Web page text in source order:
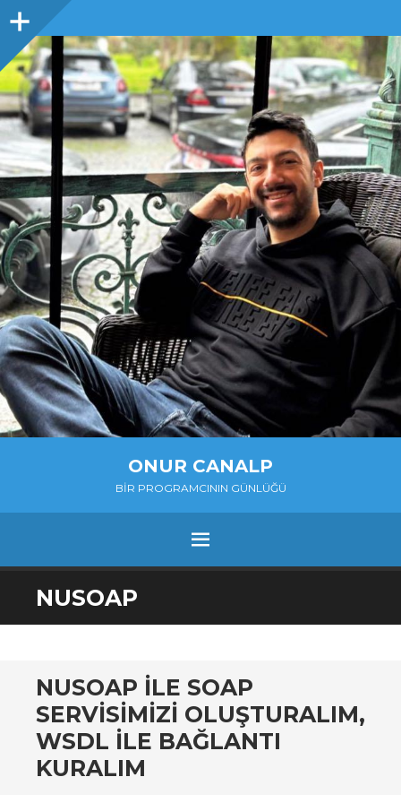
Sidebar
ONUR CANALP
BIR PROGRAMCININ GÜNLÜĞÜ
MENU
SKIP
TO
NUSOAP
NUSOAP ILE SOAP
SERVISIMIZI OLUŞTURALIM,
WSDL ILE BAĞLANTI
KURALIM